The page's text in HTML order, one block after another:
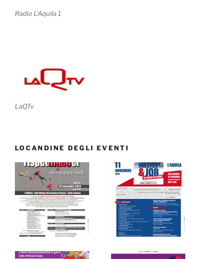
Radio L'Aquila 1
LaQTv
LOCANDINE DEGLI EVENTI